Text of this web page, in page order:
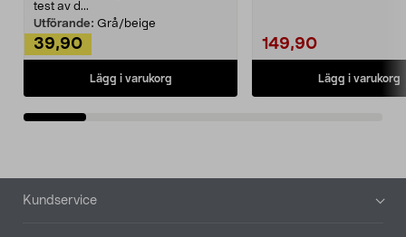
test av d...
Utförande: Grå/beige
39,90
Lägg i varukorg
149,90
Lägg i varukorg
Sidfot
Kundservice